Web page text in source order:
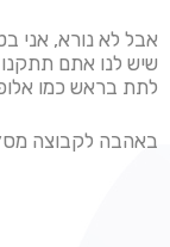
אבל לא נורא, אני
שיש לנו אתם
לתת בראש כמו
באהבה לקבוצה מס׳1 ברשת , אורן .